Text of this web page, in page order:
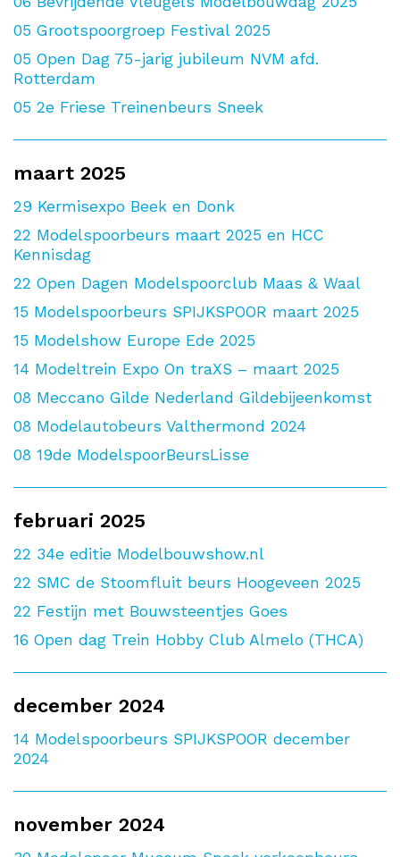
05 Grootspoorgroep Festival 2025
05 Open Dag 75-jarig jubileum NVM afd.
Rotterdam
05 2e Friese Treinenbeurs Sneek
maart 2025
29 Kermisexpo Beek en Donk
22 Modelspoorbeurs maart 2025 en HCC
Kennisdag
22 Open Dagen Modelspoorclub Maas & Waal
15 Modelspoorbeurs SPIJKSPOOR maart 2025
15 Modelshow Europe Ede 2025
14 Modeltrein Expo On traXS – maart 2025
08 Meccano Gilde Nederland Gildebijeenkomst
08 Modelautobeurs Valthermond 2024
08 19de ModelspoorBeursLisse
februari 2025
22 34e editie Modelbouwshow.nl
22 SMC de Stoomfluit beurs Hoogeveen 2025
22 Festijn met Bouwsteentjes Goes
16 Open dag Trein Hobby Club Almelo (THCA)
december 2024
14 Modelspoorbeurs SPIJKSPOOR december
2024
november 2024